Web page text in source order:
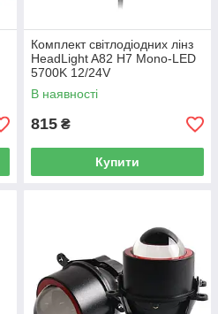
Комплект світлодіодних лінз
HeadLight A82 H7 Mono-LED
5700K 12/24V
В наявності
815 ₴
Купити